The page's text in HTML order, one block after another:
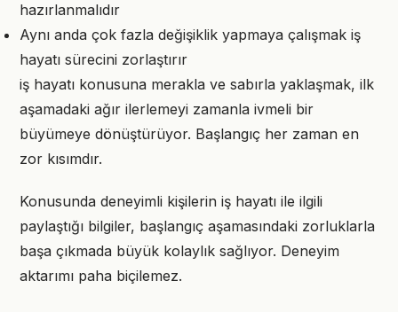
hazırlanmalıdır
Aynı anda çok fazla değişiklik yapmaya çalışmak iş
hayatı sürecini zorlaştırır
iş hayatı konusuna merakla ve sabırla yaklaşmak, ilk
aşamadaki ağır ilerlemeyi zamanla ivmeli bir
büyümeye dönüştürüyor. Başlangıç her zaman en
zor kısımdır.
Konusunda deneyimli kişilerin iş hayatı ile ilgili
paylaştığı bilgiler, başlangıç aşamasındaki zorluklarla
başa çıkmada büyük kolaylık sağlıyor. Deneyim
aktarımı paha biçilemez.